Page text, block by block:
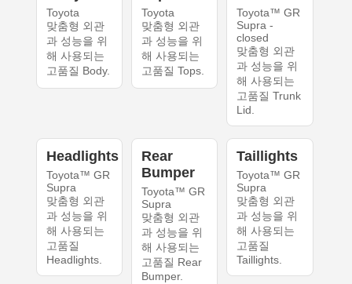
Toyota
맞춤형 외관
과 성능을 위
해 사용되는
고품질 Body.
Toyota
맞춤형 외관
과 성능을 위
해 사용되는
고품질 Tops.
Toyota™ GR
Supra -
closed
맞춤형 외관
과 성능을 위
해 사용되는
고품질 Trunk
Lid.
Headlights
Toyota™ GR
Supra
맞춤형 외관
과 성능을 위
해 사용되는
고품질
Headlights.
Rear
Bumper
Toyota™ GR
Supra
맞춤형 외관
과 성능을 위
해 사용되는
고품질 Rear
Bumper.
Taillights
Toyota™ GR
Supra
맞춤형 외관
과 성능을 위
해 사용되는
고품질
Taillights.